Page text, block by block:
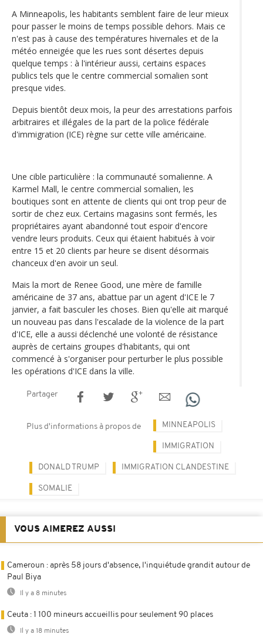
A Minneapolis, les habitants semblent faire de leur mieux
pour passer le moins de temps possible dehors. Mais ce
n'est pas à cause des températures hivernales et de la
météo enneigée que les rues sont désertes depuis
quelque temps : à l'intérieur aussi, certains espaces
publics tels que le centre commercial somalien sont
presque vides.
Depuis bientôt deux mois, la peur des arrestations parfois
arbitraires et illégales de la part de la police fédérale
d'immigration (ICE) règne sur cette ville américaine.
Une cible particulière : la communauté somalienne. A
Karmel Mall, le centre commercial somalien, les
boutiques sont en attente de clients qui ont trop peur de
sortir de chez eux. Certains magasins sont fermés, les
propriétaires ayant abandonné tout espoir d'encore
vendre leurs produits. Ceux qui étaient habitués à voir
entre 15 et 20 clients par heure se disent désormais
chanceux d'en avoir un seul.
Mais la mort de Renee Good, une mère de famille
américaine de 37 ans, abattue par un agent d'ICE le 7
janvier, a fait basculer les choses. Bien qu'elle ait marqué
un nouveau pas dans l'escalade de la violence de la part
d'ICE, elle a aussi déclenché une volonté de résistance
auprès de certains groupes d'habitants, qui ont
commencé à s'organiser pour perturber le plus possible
les opérations d'ICE dans la ville.
Partager
Plus d'informations à propos de MINNEAPOLIS
IMMIGRATION
DONALD TRUMP IMMIGRATION CLANDESTINE
SOMALIE
VOUS AIMEREZ AUSSI
Cameroun : après 58 jours d'absence, l'inquiétude grandit autour de
Paul Biya
Il y a 8 minutes
Ceuta : 1 100 mineurs accueillis pour seulement 90 places
Il y a 18 minutes